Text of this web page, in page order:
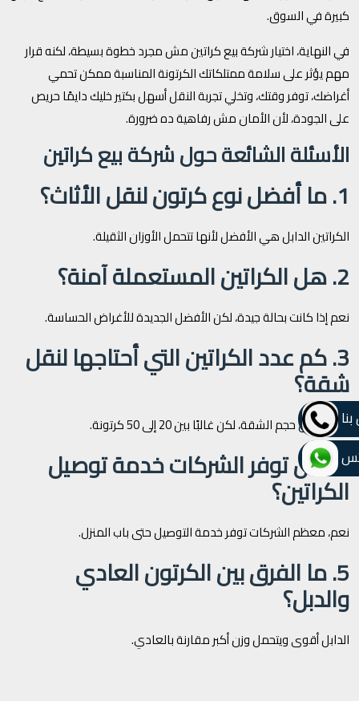
كبيرة في السوق.
في النهاية، اختيار شركة بيع كراتين مش مجرد خطوة بسيطة، لكنه قرار
مهم يؤثر على سلامة ممتلكاتك الكرتونة المناسبة ممكن تحمي
أغراضك، توفر وقتك، وتخلي تجربة النقل أسهل بكتير خليك دايمًا حريص
على الجودة، لأن الأمان مش رفاهية ده ضرورة.
الأسئلة الشائعة حول شركة بيع كراتين
1. ما أفضل نوع كرتون لنقل الأثاث؟
الكراتين الدابل هي الأفضل لأنها تتحمل الأوزان الثقيلة.
2. هل الكراتين المستعملة آمنة؟
نعم إذا كانت بحالة جيدة، لكن الأفضل الجديدة للأغراض الحساسة.
3. كم عدد الكراتين التي أحتاجها لنقل
شقة؟
يعتمد على حجم الشقة، لكن غالبًا بين 20 إلى 50 كرتونة.
4. هل توفر الشركات خدمة توصيل
الكراتين؟
نعم، معظم الشركات توفر خدمة التوصيل حتى باب المنزل.
5. ما الفرق بين الكرتون العادي
والدبل؟
الدابل أقوى ويتحمل وزن أكبر مقارنة بالعادي.